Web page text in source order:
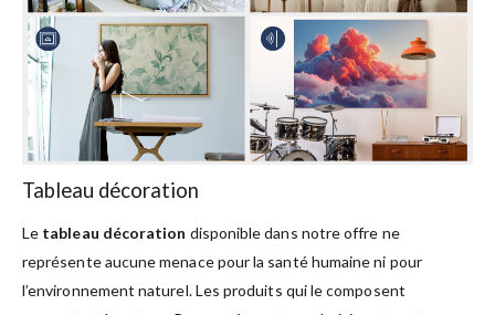
Tableau décoration
Le tableau décoration disponible dans notre offre ne
représente aucune menace pour la santé humaine ni pour
l’environnement naturel. Les produits qui le composent